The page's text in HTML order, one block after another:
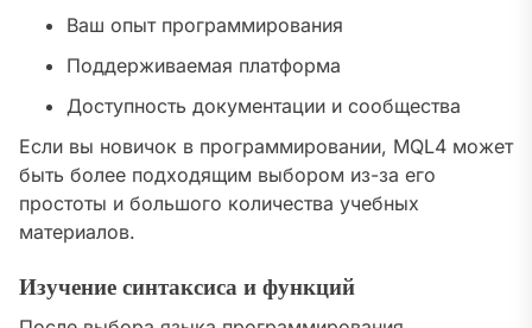
Ваш опыт программирования
Поддерживаемая платформа
Доступность документации и сообщества
Если вы новичок в программировании, MQL4 может
быть более подходящим выбором из-за его
простоты и большого количества учебных
материалов.
Изучение синтаксиса и функций